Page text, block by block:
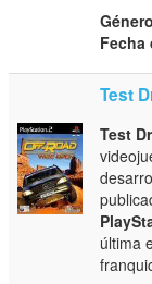
Fecha
Test
Test
última